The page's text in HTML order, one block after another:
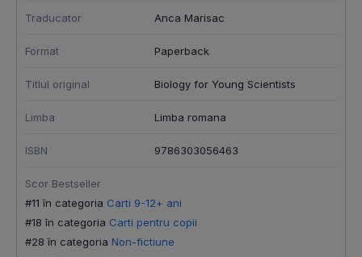
Traducator Anca Marisac
Format Paperback
Titlul original Biology for Young Scientists
Limba Limba romana
ISBN 9786303056463
Scor Bestseller
#11 în categoria Carti 9-12+ ani
#18 în categoria Carti pentru copii
#28 în categoria Non-fictiune